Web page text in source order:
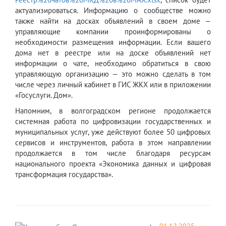
актуализироваться. Информацию о сообществе можно
также найти на досках объявлений в своем доме —
управляющие компании проинформированы о
необходимости размещения информации. Если вашего
дома нет в реестре или на доске объявлений нет
информации о чате, необходимо обратиться в свою
управляющую организацию — это можно сделать в том
числе через личный кабинет в ГИС ЖКХ или в приложении
«Госуслуги. Дом».
Напомним, в волгоградском регионе продолжается
системная работа по цифровизации государственных и
муниципальных услуг, уже действуют более 50 цифровых
сервисов и инструментов, работа в этом направлении
продолжается в том числе благодаря ресурсам
национального проекта «Экономика данных и цифровая
трансформация государства».